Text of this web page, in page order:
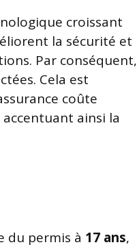
croissant
la sécurité et
Par conséquent,
Cela est
coûte
ainsi la
du permis à 17 ans,